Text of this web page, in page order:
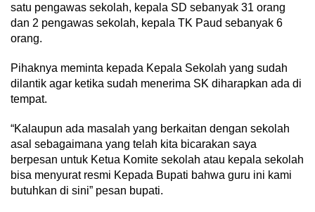
satu pengawas sekolah, kepala SD sebanyak 31 orang
dan 2 pengawas sekolah, kepala TK Paud sebanyak 6
orang.
Pihaknya meminta kepada Kepala Sekolah yang sudah
dilantik agar ketika sudah menerima SK diharapkan ada di
tempat.
“Kalaupun ada masalah yang berkaitan dengan sekolah
asal sebagaimana yang telah kita bicarakan saya
berpesan untuk Ketua Komite sekolah atau kepala sekolah
bisa menyurat resmi Kepada Bupati bahwa guru ini kami
butuhkan di sini” pesan bupati.